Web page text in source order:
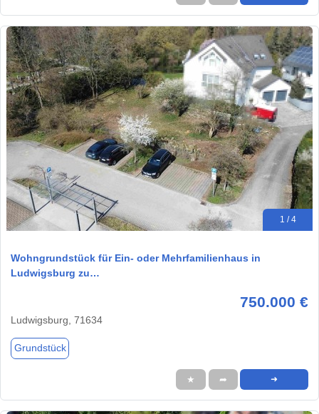
1 / 4
Wohngrundstück für Ein- oder Mehrfamilienhaus in
Ludwigsburg zu…
750.000 €
Ludwigsburg, 71634
Grundstück
★ ➦ ➜